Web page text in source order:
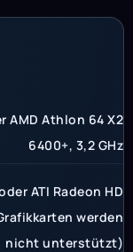
AMD Athlon 64 X2
6400+, 3,2 GHz
ATI Radeon HD
werden
nicht unterstützt)